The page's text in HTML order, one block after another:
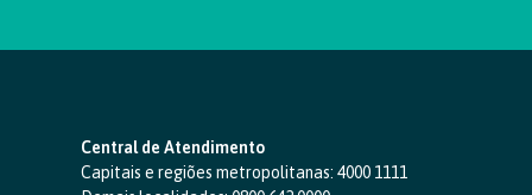
Central de Atendimento
Capitais e regiões metropolitanas: 4000 1111